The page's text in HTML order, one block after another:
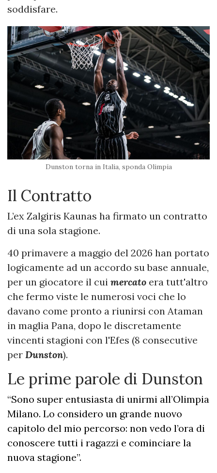
soddisfare.
Dunston torna in Italia, sponda Olimpia
Il Contratto
L’ex Zalgiris Kaunas ha firmato un contratto
di una sola stagione.
40 primavere a maggio del 2026 han portato
logicamente ad un accordo su base annuale,
per un giocatore il cui mercato era tutt'altro
che fermo viste le numerosi voci che lo
davano come pronto a riunirsi con Ataman
in maglia Pana, dopo le discretamente
vincenti stagioni con l'Efes (8 consecutive
per Dunston).
Le prime parole di Dunston
“Sono super entusiasta di unirmi all’Olimpia
Milano. Lo considero un grande nuovo
capitolo del mio percorso: non vedo l’ora di
conoscere tutti i ragazzi e cominciare la
nuova stagione”.